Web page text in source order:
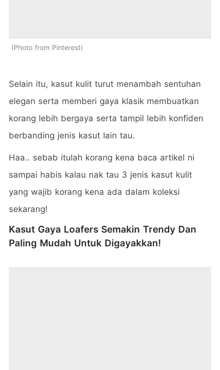
Photo from Pinterest
Selain itu, kasut kulit turut menambah sentuhan
elegan serta memberi gaya klasik membuatkan
korang lebih bergaya serta tampil lebih konfiden
berbanding jenis kasut lain tau.
Haa.. sebab itulah korang kena baca artikel ni
sampai habis kalau nak tau 3 jenis kasut kulit
yang wajib korang kena ada dalam koleksi
sekarang!
Kasut Gaya Loafers Semakin Trendy Dan
Paling Mudah Untuk Digayakkan!